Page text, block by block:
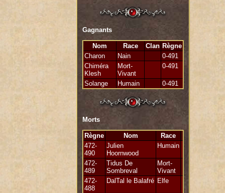
Gagnants
Nom Race Clan Règne
Charon
Nain
0-491
Chiméra
Klesh
Mort-
Vivant
0-491
Solange Humain 0-491
Morts
Règne Nom
Race
472-
490
Julien
Hoornwood
Humain
472-
489
Tidus De
Sombreval
Mort-
Vivant
472-
488
DalTal le Balafré Elfe